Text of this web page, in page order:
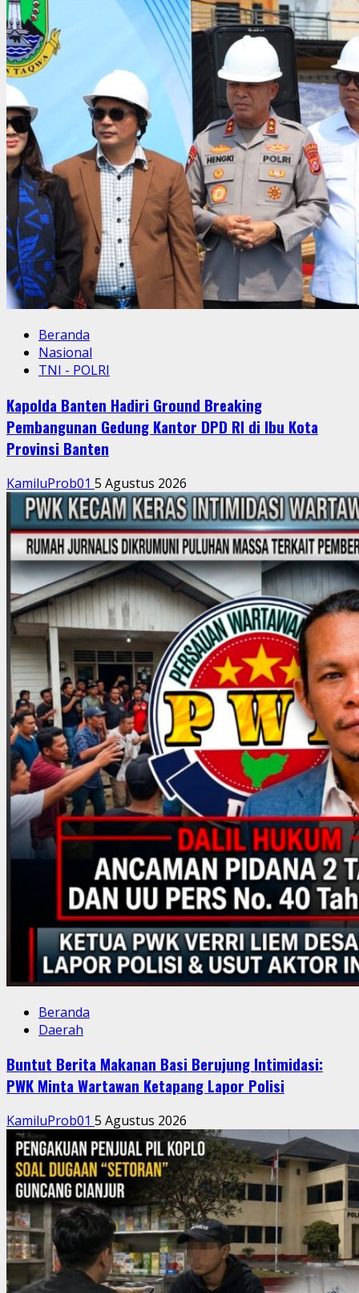
Beranda
Nasional
TNI - POLRI
Kapolda Banten Hadiri Ground Breaking
Pembangunan Gedung Kantor DPD RI di Ibu Kota
Provinsi Banten
KamiluProb01 5 Agustus 2026
Beranda
Daerah
Buntut Berita Makanan Basi Berujung Intimidasi:
PWK Minta Wartawan Ketapang Lapor Polisi
KamiluProb01 5 Agustus 2026